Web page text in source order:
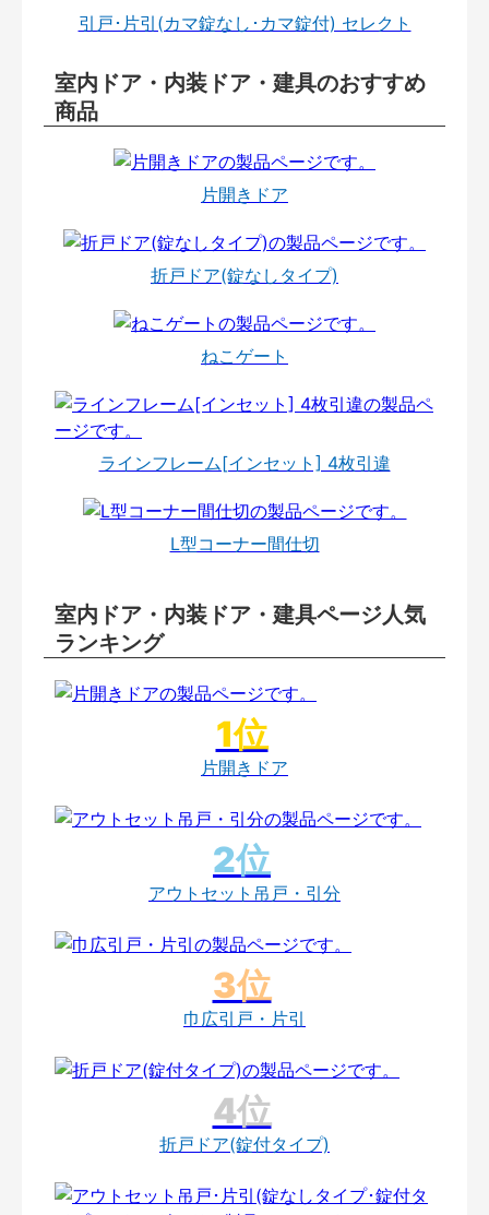
引戸･片引(カマ錠なし･カマ錠付) セレクト
室内ドア・内装ドア・建具のおすすめ
商品
片開きドア
折戸ドア(錠なしタイプ)
ねこゲート
ラインフレーム[インセット] 4枚引違
L型コーナー間仕切
室内ドア・内装ドア・建具ページ人気
ランキング
片開きドア
アウトセット吊戸・引分
巾広引戸・片引
折戸ドア(錠付タイプ)